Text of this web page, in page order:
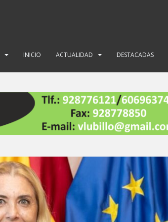
INICIO ACTUALIDAD DESTACADAS